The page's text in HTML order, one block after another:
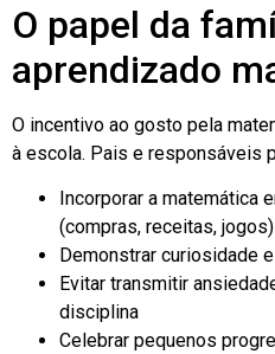
O papel da
aprendizado
O incentivo ao gosto pela
à escola. Pais e responsáveis
Incorporar a matemática
(compras, receitas, jogos)
Demonstrar curiosidade
Evitar transmitir
disciplina
Celebrar pequenos